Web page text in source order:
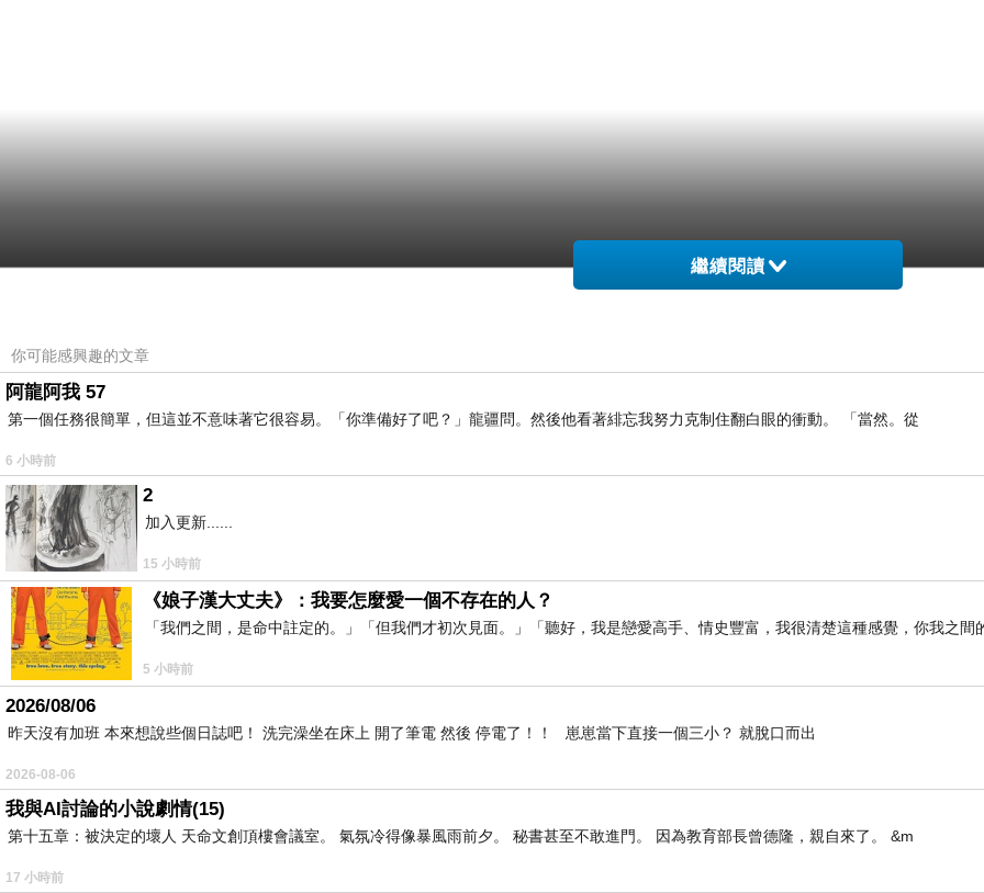
繼續閱讀
你可能感興趣的文章
阿龍阿我 57
第一個任務很簡單，但這並不意味著它很容易。「你準備好了吧？」龍疆問。然後他看著緋忘我努力克制住翻白眼的衝動。 「當然。從
6 小時前
2
加入更新......
15 小時前
《娘子漢大丈夫》：我要怎麼愛一個不存在的人？
「我們之間，是命中註定的。」「但我們才初次見面。」「聽好，我是戀愛高手、情史豐富，我很清楚這種感覺，你我之間
5 小時前
2026/08/06
昨天沒有加班 本來想說些個日誌吧！ 洗完澡坐在床上 開了筆電 然後 停電了！！ 崽崽當下直接一個三小？ 就脫口而出
2026-08-06
我與AI討論的小說劇情(15)
第十五章：被決定的壞人 天命文創頂樓會議室。 氣氛冷得像暴風雨前夕。 秘書甚至不敢進門。 因為教育部長曾德隆，親自來了。 &m
17 小時前